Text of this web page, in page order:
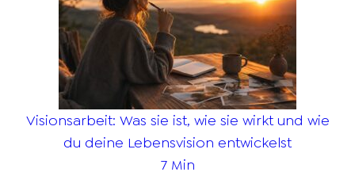
Visionsarbeit: Was sie ist, wie sie wirkt und wie
du deine Lebensvision entwickelst
7 Min